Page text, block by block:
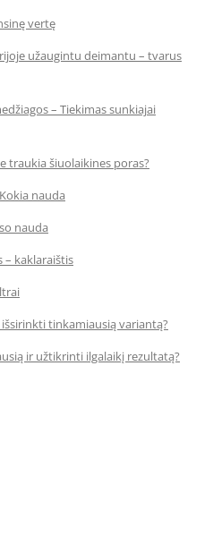
vertę
užaugintu deimantu – tvarus
– Tiekimas sunkiajai
traukia šiuolaikines poras?
nauda
nauda
kaklaraištis
tinkamiausią variantą?
ir užtikrinti ilgalaikį rezultatą?